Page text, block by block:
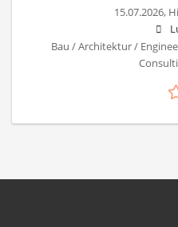
15.07.2026,
Bau / Architektur /